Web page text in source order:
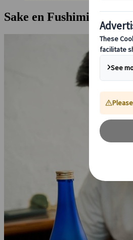
Sake en Fushimi